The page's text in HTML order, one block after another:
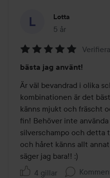
Lotta
5 år
Inlägget
5
av
5
bästa jag använt!
Är väl bevandrad i olika
kombinationen är det
känns mjukt och fräscht
fin! Behöver inte
silverschampo och detta
och håret känns allt
säger jag bara!! :)
4 gillar